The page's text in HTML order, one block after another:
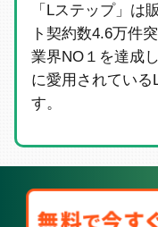
「Lステップ」は
ト契約数4.6万件
業界NO１を達成
に愛用されてい
す。